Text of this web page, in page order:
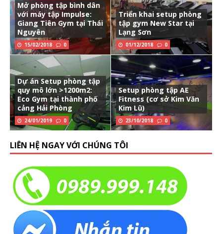
Mở phòng tập bình dân
với máy tập Impulse:
Giang Tiên Gym tại Thái
Nguyên
15/02/2018 0
Triển khai setup phòng
tập gym New Star tại
Lạng Sơn
01/12/2018 0
Dự án Setup phòng tập
quy mô lớn >1200m2:
Eco Gym tại thành phố
cảng Hải Phòng
24/01/2019 0
Setup phòng tập AE
Fitness (cơ sở Kim Văn
Kim Lũ)
23/10/2018 0
LIÊN HỆ NGAY VỚI CHÚNG TÔI